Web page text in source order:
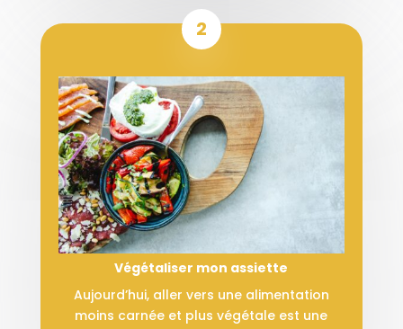
2
Végétaliser mon assiette
Aujourd’hui, aller vers une alimentation
moins carnée et plus végétale est une